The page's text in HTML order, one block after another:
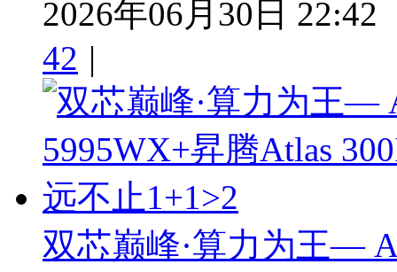
2026年06月30日 22:42
42 |
双芯巅峰·算力为王—